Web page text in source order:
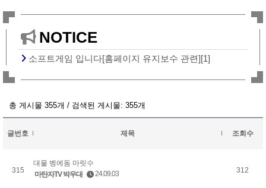
NOTICE
소프트게임 입니다[홈페이지 유지보수 관련][1]
총 게시물 355개 / 검색된 게시물: 355개
글번호 제목 조회수
315
대물 벵에돔 마릿수
마탄자TV 박우대
24.09.03 312